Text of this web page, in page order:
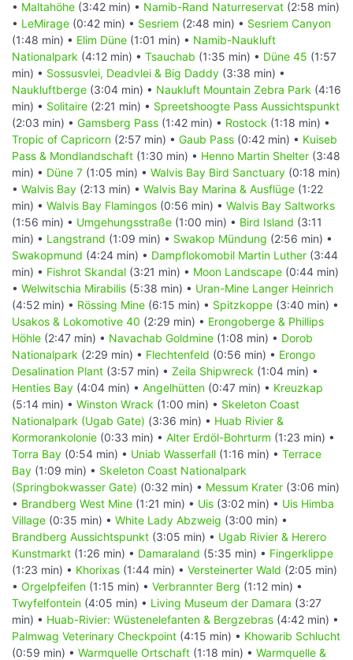
• Maltahöhe (3:42 min) • Namib-Rand Naturreservat (2:58 min)
• LeMirage (0:42 min) • Sesriem (2:48 min) • Sesriem Canyon
(1:48 min) • Elim Düne (1:01 min) • Namib-Naukluft
Nationalpark (4:12 min) • Tsauchab (1:35 min) • Düne 45 (1:57
min) • Sossusvlei, Deadvlei & Big Daddy (3:38 min) •
Naukluftberge (3:04 min) • Naukluft Mountain Zebra Park (4:16
min) • Solitaire (2:21 min) • Spreetshoogte Pass Aussichtspunkt
(2:03 min) • Gamsberg Pass (1:42 min) • Rostock (1:18 min) •
Tropic of Capricorn (2:57 min) • Gaub Pass (0:42 min) • Kuiseb
Pass & Mondlandschaft (1:30 min) • Henno Martin Shelter (3:48
min) • Düne 7 (1:05 min) • Walvis Bay Bird Sanctuary (0:18 min)
• Walvis Bay (2:13 min) • Walvis Bay Marina & Ausflüge (1:22
min) • Walvis Bay Flamingos (0:56 min) • Walvis Bay Saltworks
(1:56 min) • Umgehungsstraße (1:00 min) • Bird Island (3:11
min) • Langstrand (1:09 min) • Swakop Mündung (2:56 min) •
Swakopmund (4:24 min) • Dampflokomobil Martin Luther (3:44
min) • Fishrot Skandal (3:21 min) • Moon Landscape (0:44 min)
• Welwitschia Mirabilis (5:38 min) • Uran-Mine Langer Heinrich
(4:52 min) • Rössing Mine (6:15 min) • Spitzkoppe (3:40 min) •
Usakos & Lokomotive 40 (2:29 min) • Erongoberge & Phillips
Höhle (2:47 min) • Navachab Goldmine (1:08 min) • Dorob
Nationalpark (2:29 min) • Flechtenfeld (0:56 min) • Erongo
Desalination Plant (3:57 min) • Zeila Shipwreck (1:04 min) •
Henties Bay (4:04 min) • Angelhütten (0:47 min) • Kreuzkap
(5:14 min) • Winston Wrack (1:00 min) • Skeleton Coast
Nationalpark (Ugab Gate) (3:36 min) • Huab Rivier &
Kormorankolonie (0:33 min) • Alter Erdöl-Bohrturm (1:23 min) •
Torra Bay (0:54 min) • Uniab Wasserfall (1:16 min) • Terrace
Bay (1:09 min) • Skeleton Coast Nationalpark
(Springbokwasser Gate) (0:32 min) • Messum Krater (3:06 min)
• Brandberg West Mine (1:21 min) • Uis (3:02 min) • Uis Himba
Village (0:35 min) • White Lady Abzweig (3:00 min) •
Brandberg Aussichtspunkt (3:05 min) • Ugab Rivier & Herero
Kunstmarkt (1:26 min) • Damaraland (5:35 min) • Fingerklippe
(1:23 min) • Khorixas (1:44 min) • Versteinerter Wald (2:05 min)
• Orgelpfeifen (1:15 min) • Verbrannter Berg (1:12 min) •
Twyfelfontein (4:05 min) • Living Museum der Damara (3:27
min) • Huab-Rivier: Wüstenelefanten & Bergzebras (4:42 min) •
Palmwag Veterinary Checkpoint (4:15 min) • Khowarib Schlucht
(0:59 min) • Warmquelle Ortschaft (1:18 min) • Warmquelle &